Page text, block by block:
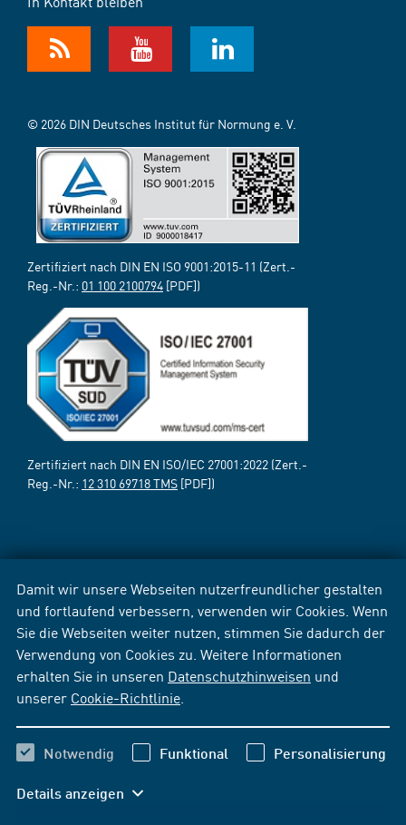
Damit wir unsere Webseiten nutzerfreundlicher gestalten
und fortlaufend verbessern, verwenden wir Cookies. Wenn
Sie die Webseiten weiter nutzen, stimmen Sie dadurch der
Verwendung von Cookies zu. Weitere Informationen
erhalten Sie in unseren Datenschutzhinweisen und
unserer Cookie-Richtlinie
Notwendig Funktional Personalisierung
Details anzeigen
© 2026 DIN Deutsches Institut für Normung e. V.
Zertifiziert nach DIN EN ISO 9001:2015-11 (Zert.-
Reg.-Nr.: 01 100 2100794 [PDF])
Zertifiziert nach DIN EN ISO/IEC 27001:2022 (Zert.-
Reg.-Nr.: 12 310 69718 TMS [PDF])